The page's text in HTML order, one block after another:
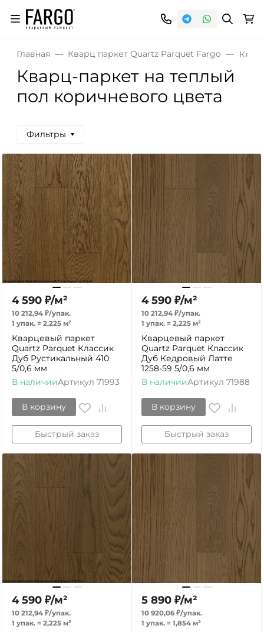
Главная Кварц паркет Quartz Parquet Fargo
Кварц-паркет на теплый
пол коричневого цвета
Фильтры
4 590 ₽/м²
10 212,94 ₽/упак.
1 упак. = 2,225 м²
Кварцевый паркет
Quartz Parquet Классик
Дуб Рустикальный 410
5/0,6 мм
В наличииАртикул 71993
В корзину
Быстрый заказ
4 590 ₽/м²
10 212,94 ₽/упак.
1 упак. = 2,225 м²
Кварцевый паркет
Quartz Parquet Классик
Дуб Кедровый Латте
1258-59 5/0,6 мм
В наличииАртикул 71988
В корзину
Быстрый заказ
4 590 ₽/м²
10 212,94 ₽/упак.
1 упак. = 2,225 м²
5 890 ₽/м²
10 920,06 ₽/упак.
1 упак. = 1,854 м²